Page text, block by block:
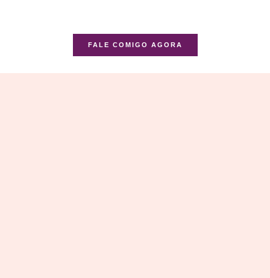
FALE COMIGO AGORA